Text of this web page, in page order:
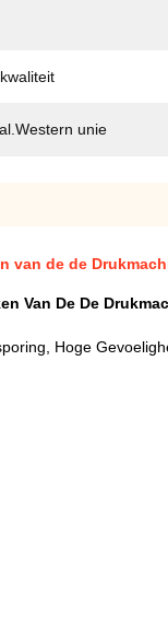
unie
van de de
Van De De
Hoge